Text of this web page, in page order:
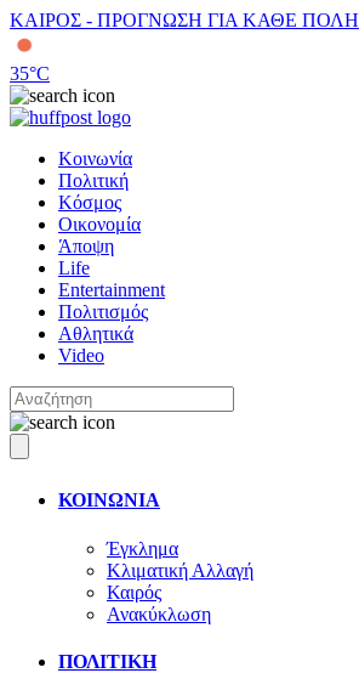
ΚΑΙΡΟΣ - ΠΡΟΓΝΩΣΗ ΓΙΑ ΚΑΘΕ ΠΟΛΗ
35°C
Κοινωνία
Πολιτική
Κόσμος
Οικονομία
Άποψη
Life
Entertainment
Πολιτισμός
Αθλητικά
Video
ΚΟΙΝΩΝΙΑ
Έγκλημα
Κλιματική Αλλαγή
Καιρός
Ανακύκλωση
ΠΟΛΙΤΙΚΗ